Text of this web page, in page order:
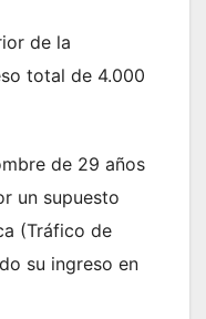
de la
total de 4.000
de 29 años
un supuesto
(Tráfico de
su ingreso en